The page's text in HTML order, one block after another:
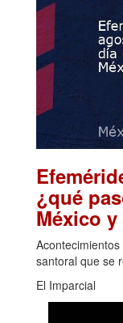
¿qué
México
santoral que se
El Imparcial